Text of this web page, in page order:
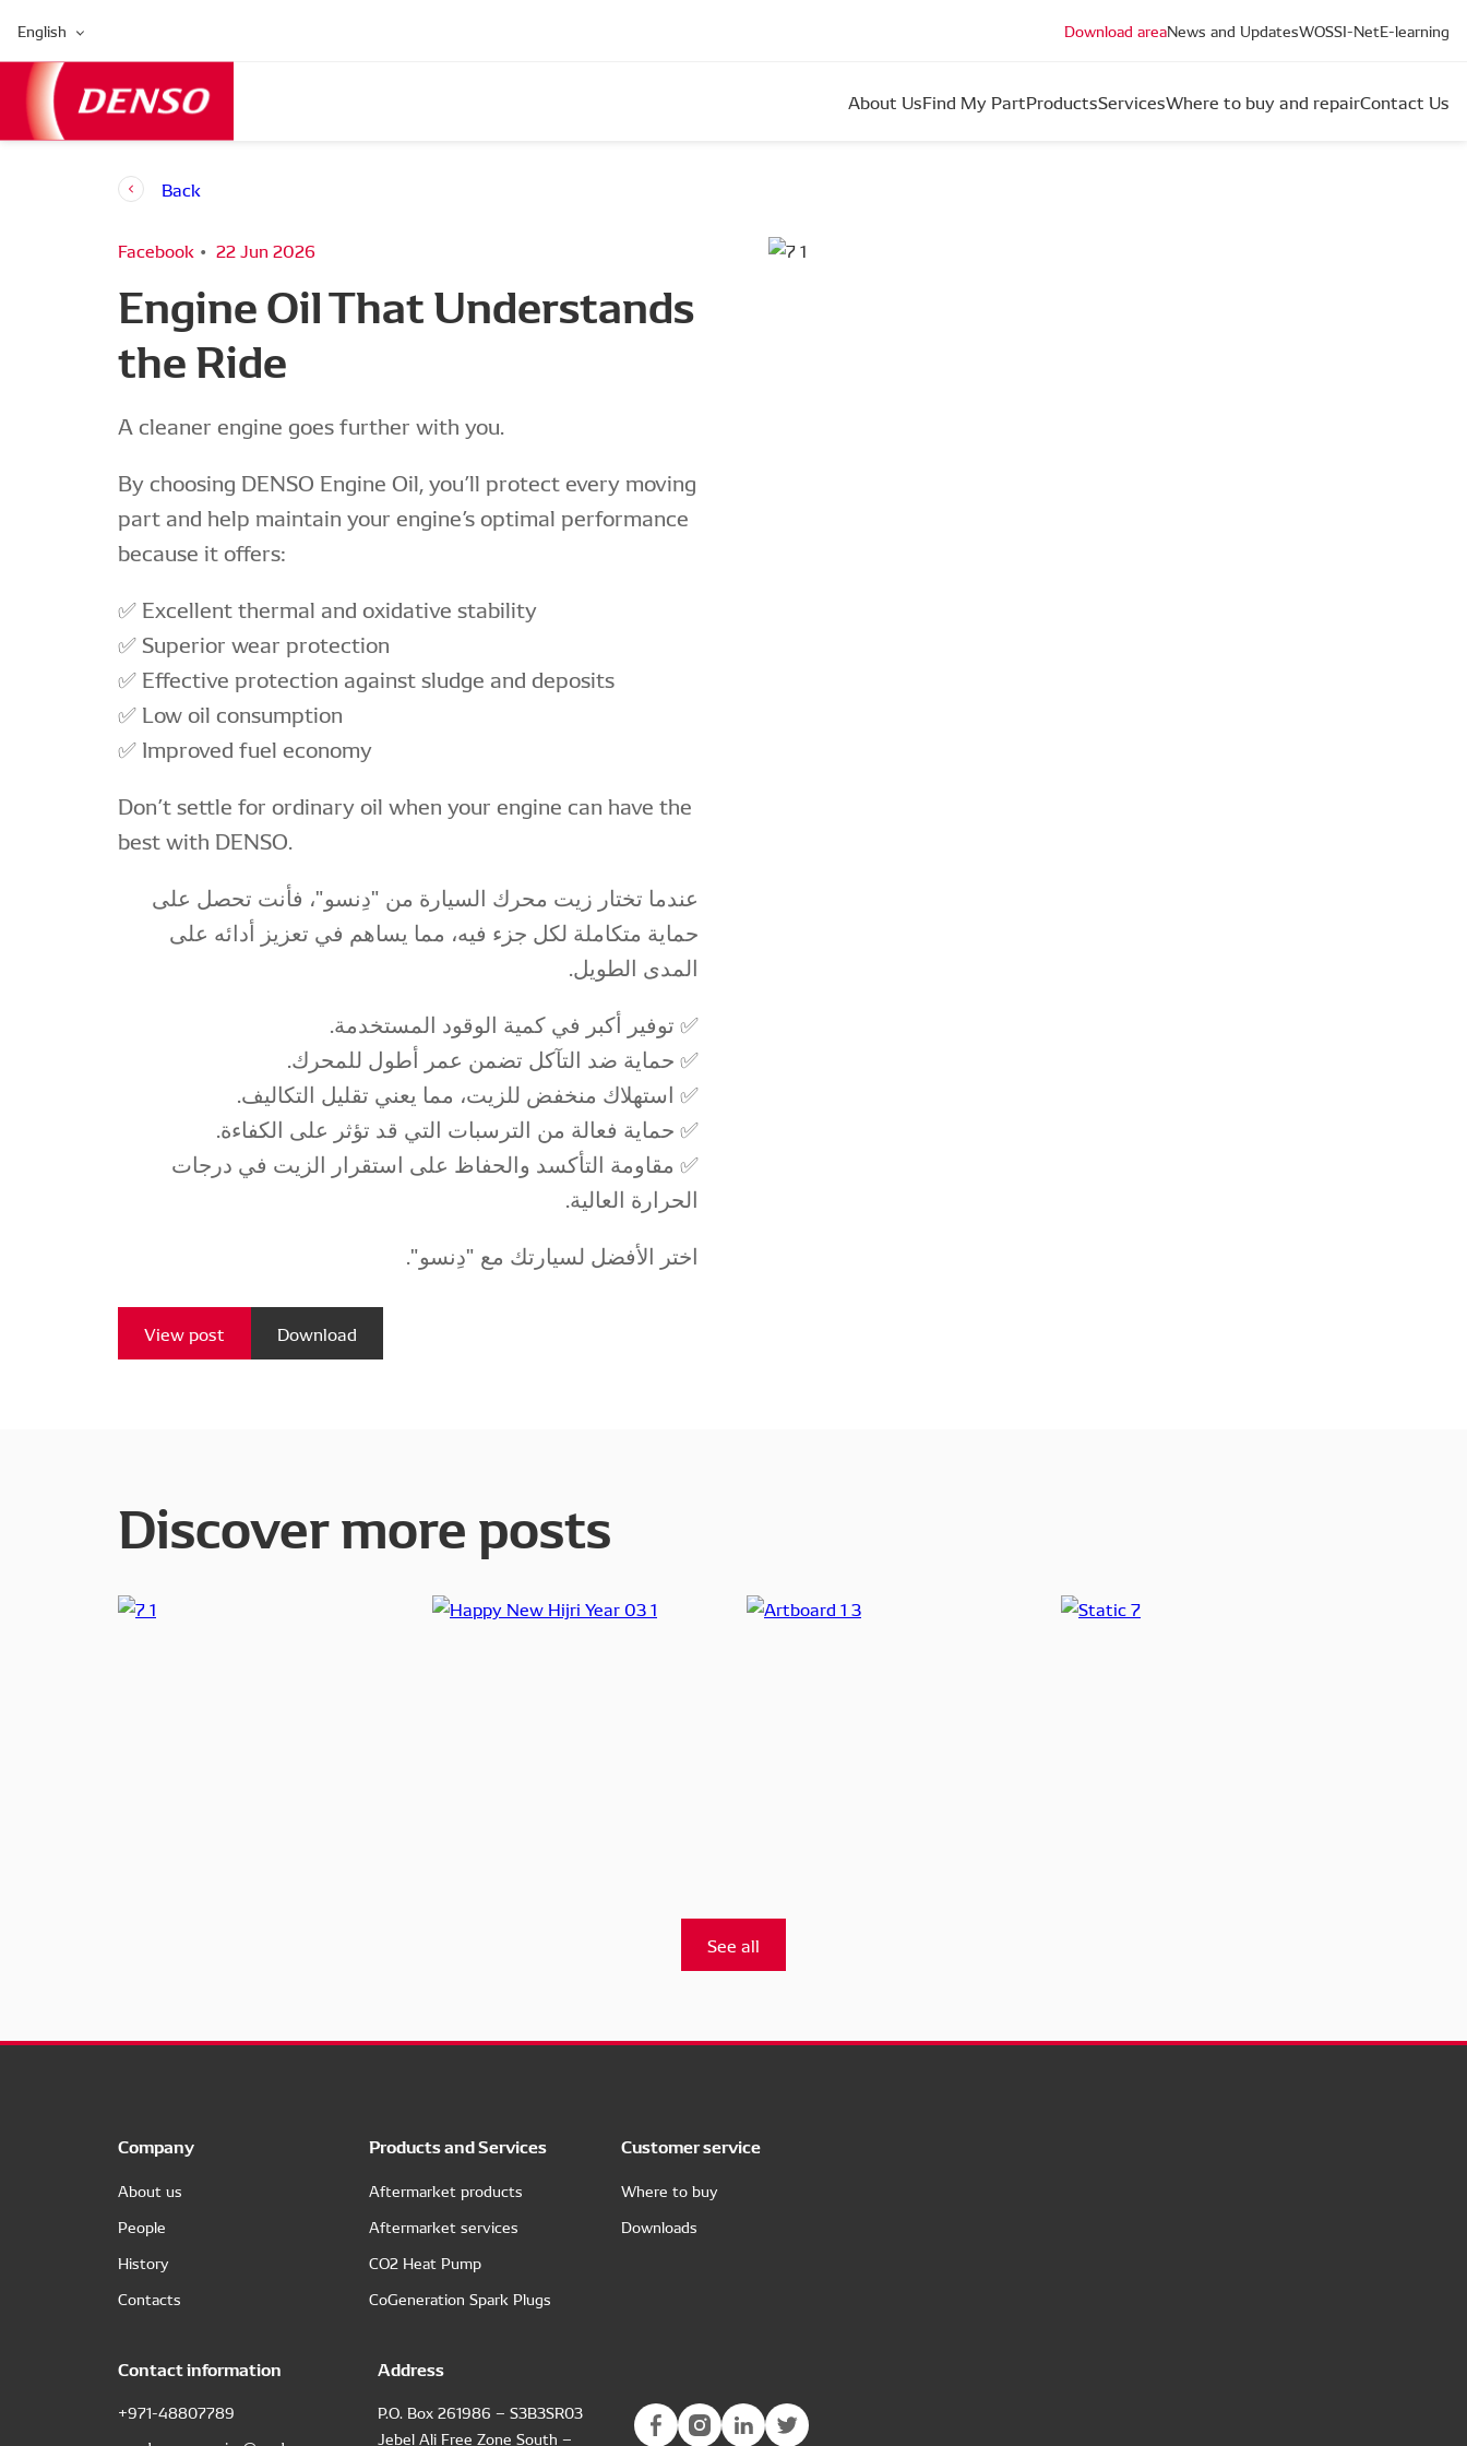
English Download areaNews and UpdatesWOSSI-NetE-learning
About UsFind My PartProductsServicesWhere to buy and repairContact Us
Back
Facebook 22 Jun 2026
Engine Oil That Understands
the Ride
A cleaner engine goes further with you.
By choosing DENSO Engine Oil, you’ll protect every moving
part and help maintain your engine’s optimal performance
because it offers:
✅ Excellent thermal and oxidative stability
✅ Superior wear protection
✅ Effective protection against sludge and deposits
✅ Low oil consumption
✅ Improved fuel economy
Don’t settle for ordinary oil when your engine can have the
best with DENSO.
عندما تختار زيت محرك السيارة من "دِنسو"، فأنت تحصل على
حماية متكاملة لكل جزء فيه، مما يساهم في تعزيز أدائه على
المدى الطويل.
✅ توفير أكبر في كمية الوقود المستخدمة.
✅ حماية ضد التآكل تضمن عمر أطول للمحرك.
✅ استهلاك منخفض للزيت، مما يعني تقليل التكاليف.
✅ حماية فعالة من الترسبات التي قد تؤثر على الكفاءة.
✅ مقاومة التأكسد والحفاظ على استقرار الزيت في درجات
الحرارة العالية.
اختر الأفضل لسيارتك مع "دِنسو".
View post Download
Discover more posts
See all
Company
About us
People
History
Contacts
Products and Services
Aftermarket products
Aftermarket services
CO2 Heat Pump
CoGeneration Spark Plugs
Customer service
Where to buy
Downloads
Contact information
+971-48807789
Address
P.O. Box 261986 – S3B3SR03
Jebel Ali Free Zone South –